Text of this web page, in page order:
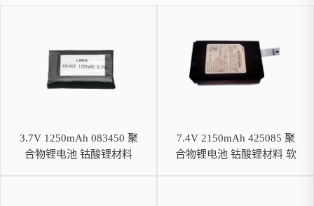
3.7V 1250mAh 083450 聚
合物锂电池 钴酸锂材料
7.4V 2150mAh 425085 聚
合物锂电池 钴酸锂材料 软